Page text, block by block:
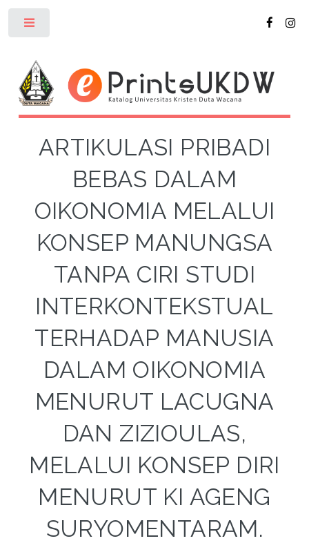
ARTIKULASI PRIBADI
BEBAS DALAM
OIKONOMIA MELALUI
KONSEP MANUNGSA
TANPA CIRI STUDI
INTERKONTEKSTUAL
TERHADAP MANUSIA
DALAM OIKONOMIA
MENURUT LACUGNA
DAN ZIZIOULAS,
MELALUI KONSEP DIRI
MENURUT KI AGENG
SURYOMENTARAM.